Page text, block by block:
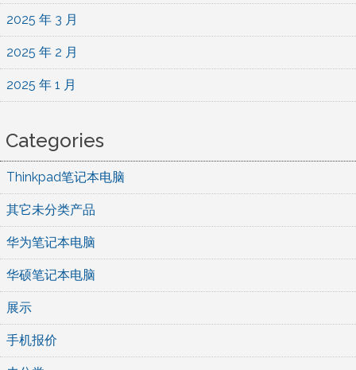
2025 年 3 月
2025 年 2 月
2025 年 1 月
Categories
Thinkpad笔记本电脑
其它未分类产品
华为笔记本电脑
华硕笔记本电脑
展示
手机报价